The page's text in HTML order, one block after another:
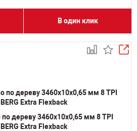
В один клик
дереву 3460х10х0,65 мм 8 TPI
Extra Flexback